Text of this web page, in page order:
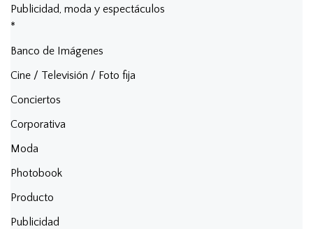
Publicidad, moda y espectáculos
*
Banco de Imágenes
Cine / Televisión / Foto fija
Conciertos
Corporativa
Moda
Photobook
Producto
Publicidad